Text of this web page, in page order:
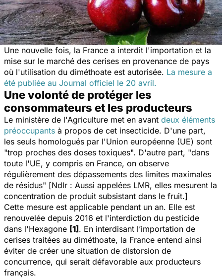
Une nouvelle fois, la France a interdit l'importation et la
mise sur le marché des cerises en provenance de pays
où l'utilisation du diméthoate est autorisée. La mesure a
été publiée au Journal officiel le 20 avril.
Une volonté de protéger les
consommateurs et les producteurs
Le ministère de l'Agriculture met en avant deux éléments
préoccupants à propos de cet insecticide. D'une part,
les seuls homologués par l'Union européenne (UE) sont
"trop proches des doses toxiques". D'autre part, "dans
toute l'UE, y compris en France, on observe
régulièrement des dépassements des limites maximales
de résidus" [Ndlr : Aussi appelées LMR, elles mesurent la
concentration de produit subsistant dans le fruit.]
Cette mesure est applicable pendant un an. Elle est
renouvelée depuis 2016 et l'interdiction du pesticide
dans l'Hexagone [1]. En interdisant l’importation de
cerises traitées au diméthoate, la France entend ainsi
éviter de créer une situation de distorsion de
concurrence, qui serait défavorable aux producteurs
français.